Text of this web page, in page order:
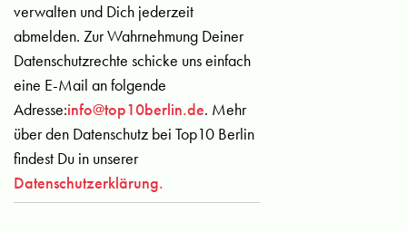
verwalten und Dich jederzeit
abmelden. Zur Wahrnehmung Deiner
Datenschutzrechte schicke uns einfach
eine E-Mail an folgende
Adresse:info@top10berlin.de. Mehr
über den Datenschutz bei Top10 Berlin
findest Du in unserer
Datenschutzerklärung.